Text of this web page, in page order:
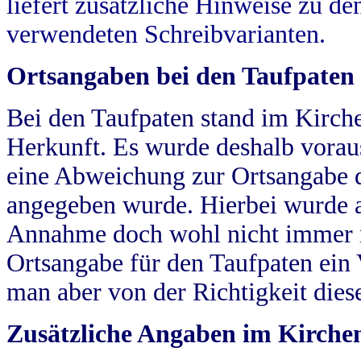
verwendeten Schreibvarianten.
Ortsangaben bei den Taufpaten
Bei den Taufpaten stand im
Herkunft. Es wurde deshalb
eine Abweichung zur
angegeben wurde. Hierbei wurde
Annahme doch wohl nicht
Ortsangabe für den Taufpaten
man aber von der Richtigkeit
Zusätzliche Angaben im